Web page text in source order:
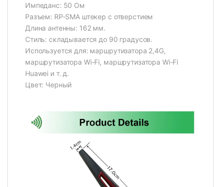
Импеданс: 50 Ом
Разъем: RP-SMA штекер с отверстием
Длина антенны: 162 мм.
Стиль: складывается до 90 градусов.
Используется для: маршрутизатора 2,4G,
маршрутизатора Wi-Fi, маршрутизатора Wi-Fi
Huawei и т. д.
Цвет: Черный